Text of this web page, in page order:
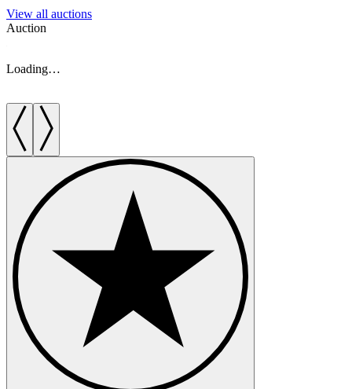
View all auctions
Auction
Loading…